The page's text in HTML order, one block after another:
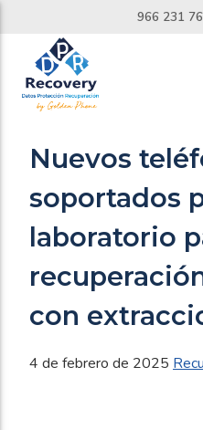
content
966 231
Recovery
Laboratorio
de
Recuperacion
Nuevos
soportados
laboratorio
con
4 de febrero de 2025